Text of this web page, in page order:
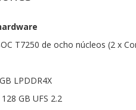
T7250 de ocho núcleos (2 x
LPDDR4X
GB UFS 2.2